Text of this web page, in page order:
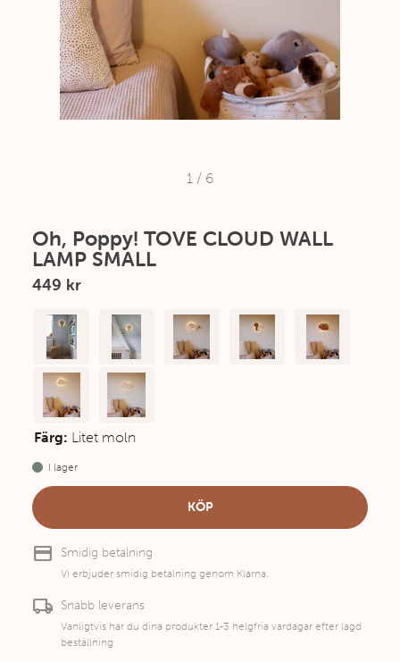
1 / 6
Oh, Poppy! TOVE CLOUD WALL
LAMP SMALL
449 kr
Färg: Litet moln
I lager
KÖP
credit_card Smidig betalning
Vi erbjuder smidig betalning genom Klarna.
local_shipping Snabb leverans
Vanligtvis har du dina produkter 1-3 helgfria vardagar efter lagd
beställning